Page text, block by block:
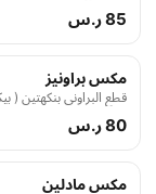
85 ر.س
مكس براونيز
قطع البراوني بنكهتين (
80 ر.س
مكس مادلين